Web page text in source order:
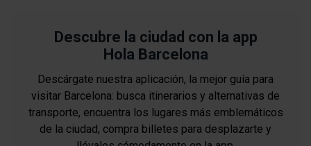
Descubre la ciudad con la app
Hola Barcelona
Descárgate nuestra aplicación, la mejor guía para
visitar Barcelona: busca itinerarios y alternativas de
transporte, encuentra los lugares más emblemáticos
de la ciudad, compra billetes para desplazarte y